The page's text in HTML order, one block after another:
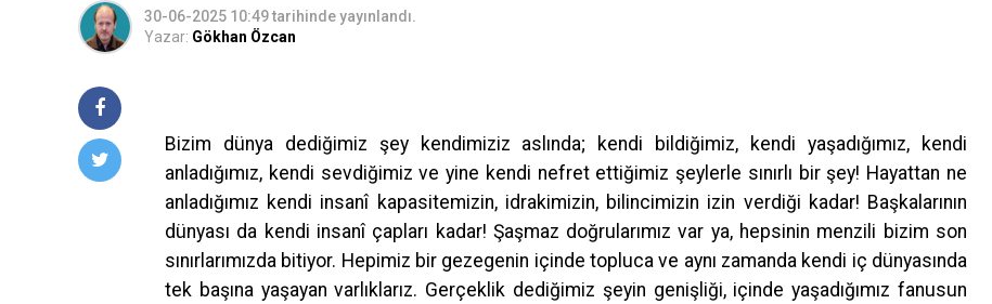
30-06-2025 10:49tarihinde yayınlandı.
Yazar: Gökhan Özcan
Bizim dünya dediğimiz şey kendimiziz aslında; kendi bildiğimiz, kendi yaşadığımız, kendi
anladığımız, kendi sevdiğimiz ve yine kendi nefret ettiğimiz şeylerle sınırlı bir şey! Hayattan ne
anladığımız kendi insanî kapasitemizin, idrakimizin, bilincimizin izin verdiği kadar! Başkalarının
dünyası da kendi insanî çapları kadar! Şaşmaz doğrularımız var ya, hepsinin menzili bizim son
sınırlarımızda bitiyor. Hepimiz bir gezegenin içinde topluca ve aynı zamanda kendi iç dünyasında
tek başına yaşayan varlıklarız. Gerçeklik dediğimiz şeyin genişliği, içinde yaşadığımız fanusun